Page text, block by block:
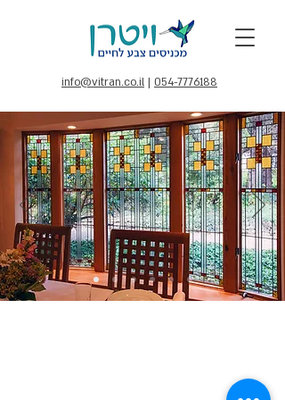
info@vitran.co.il | 054-7776188